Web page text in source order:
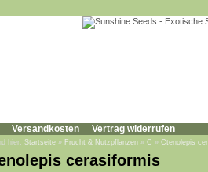
Versandkosten Vertrag widerrufen
hier: Startseite » Frucht & Nutzpflanzen » C » Ctenolepis
cerasiformis